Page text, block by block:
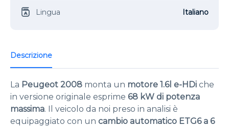
Descrizione
La Peugeot 2008 monta un motore 1.6l e-HDi che
in versione originale esprime 68 kW di potenza
massima. Il veicolo da noi preso in analisi è
equipaggiato con un cambio automatico ETG6 a 6
Lingua Italiano